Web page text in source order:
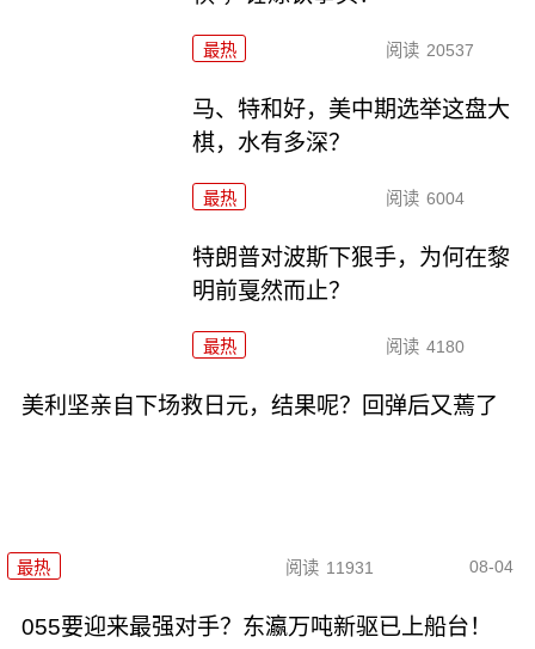
最热 阅读 20537
马、特和好，美中期选举这盘大
棋，水有多深？
最热 阅读 6004
特朗普对波斯下狠手，为何在黎
明前戛然而止？
最热 阅读 4180
美利坚亲自下场救日元，结果呢？回弹后又蔫了
最热 阅读 11931 08-04
055要迎来最强对手？东瀛万吨新驱已上船台！